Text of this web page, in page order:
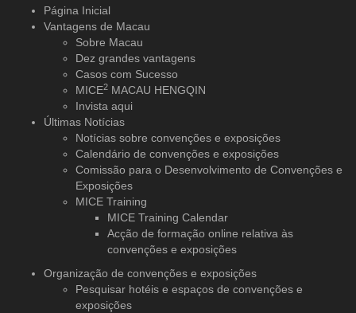
Página Inicial
Vantagens de Macau
Sobre Macau
Dez grandes vantagens
Casos com Sucesso
MICE2 MACAU HENGQIN
Invista aqui
Últimas Notícias
Notícias sobre convenções e exposições
Calendário de convenções e exposições
Comissão para o Desenvolvimento de Convenções e
Exposições
MICE Training
MICE Training Calendar
Acção de formação online relativa às
convenções e exposições
Organização de convenções e exposições
Pesquisar hotéis e espaços de convenções e
exposições